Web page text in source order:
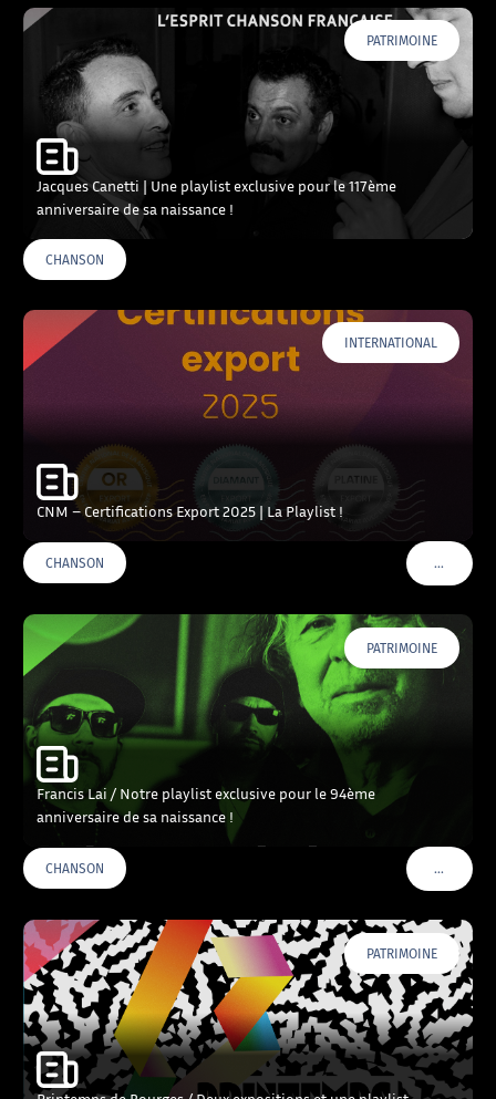
PATRIMOINE
Jacques Canetti | Une playlist exclusive pour le 117ème
anniversaire de sa naissance !
CHANSON
INTERNATIONAL
CNM – Certifications Export 2025 | La Playlist !
CHANSON …VOIR
PATRIMOINE
Francis Lai / Notre playlist exclusive pour le 94ème
anniversaire de sa naissance !
CHANSON …VOIR
PATRIMOINE